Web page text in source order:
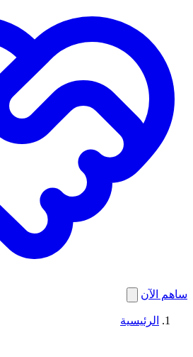
ساهم الآن
الرئيسية